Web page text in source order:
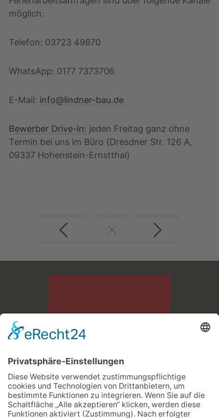
möglich:
Telefon: 03723 49870
WhatsApp: 0177 7373706
E-Mail: info@lindner-bau.de
Bewerber Drive-in: jeden Freitag ganz ohne
Termin bei uns im Büro (Dresdner Str. 126 A,
09337 Hohenstein-Ernstthal)